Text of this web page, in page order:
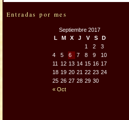
Entradas por mes
Septiembre 2017
L
M X J V S D
« Oct
1 2
3
4
5 6 7 8 9
10
11
12 13 14 15 16 17
18 19 20 21 22 23 24
25 26 27 28 29 30